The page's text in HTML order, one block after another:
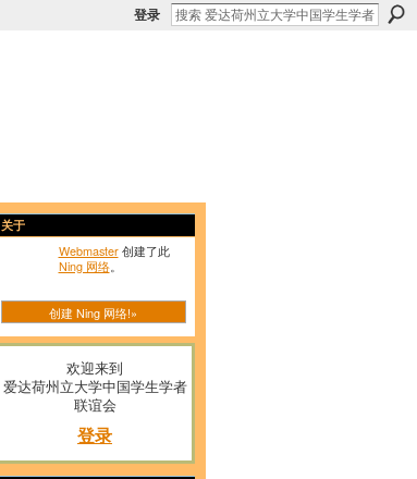
登录
关于
Webmaster创建了此
Ning 网络。
创建 Ning 网络!»
欢迎来到
爱达荷州立大学中国学生学者
联谊会
登录